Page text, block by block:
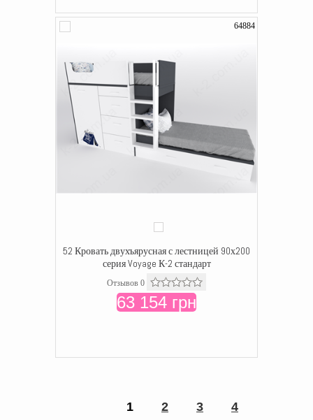
64884
52 Кровать двухъярусная с лестницей 90х200
серия Voyage К-2 стандарт
Отзывов 0
63 154 грн
1 2 3 4